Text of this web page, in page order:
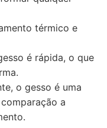
térmico e
é rápida, o que
o gesso é uma
a